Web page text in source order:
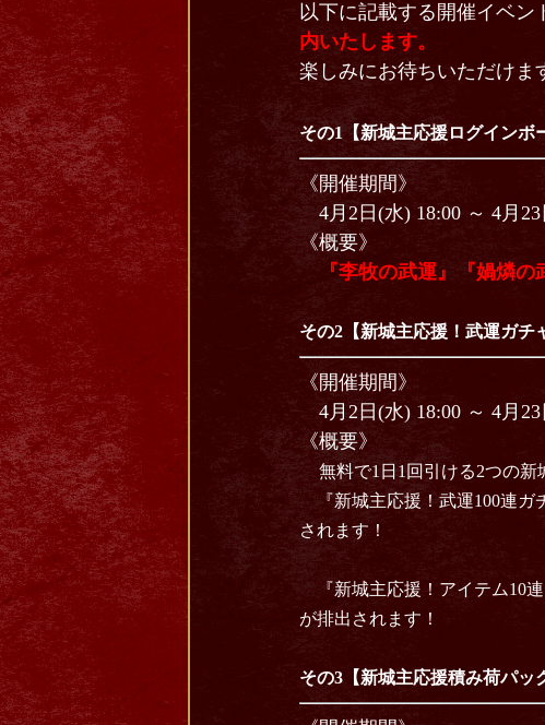
以下に記載する開催イベン
内いたします。
楽しみにお待ちいただけま
その1【新城主応援ログインボ
《開催期間》
4月2日(水) 18:00 ～ 4月23
《概要》
『李牧の武運』『媧燐の
その2【新城主応援！武運ガチ
《開催期間》
4月2日(水) 18:00 ～ 4月23
《概要》
無料で1日1回引ける2つの新
『新城主応援！武運100連ガ
されます！
『新城主応援！アイテム10
が排出されます！
その3【新城主応援積み荷パッ